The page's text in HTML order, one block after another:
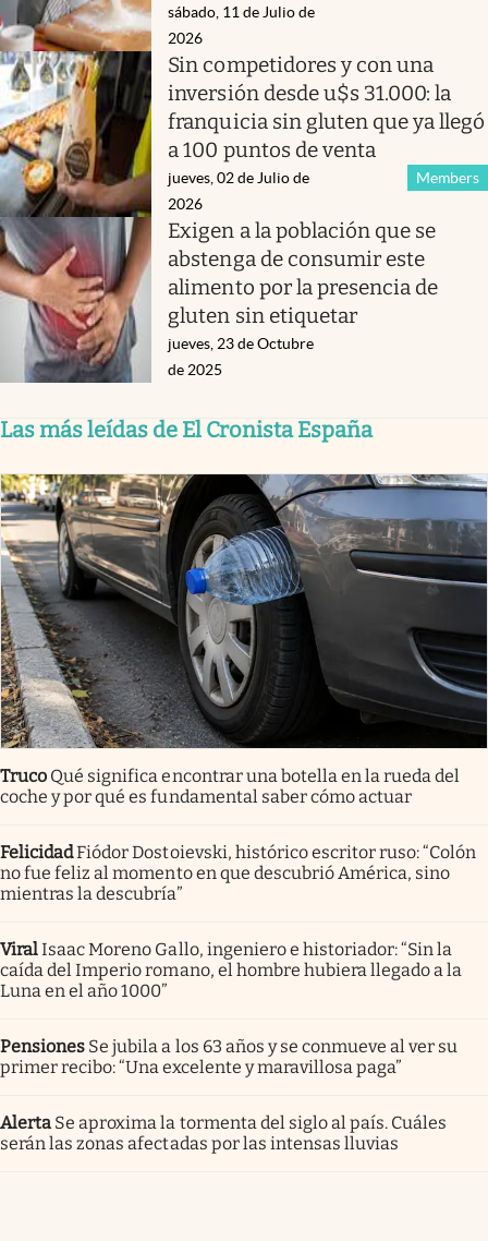
sábado, 11 de Julio de
2026
Sin competidores y con una
inversión desde u$s 31.000: la
franquicia sin gluten que ya llegó
a 100 puntos de venta
Members
jueves, 02 de Julio de
2026
Exigen a la población que se
abstenga de consumir este
alimento por la presencia de
gluten sin etiquetar
jueves, 23 de Octubre
de 2025
Las más leídas de El Cronista España
Truco Qué significa encontrar una botella en la rueda del
coche y por qué es fundamental saber cómo actuar
FelicidadFiódor Dostoievski, histórico escritor ruso: “Colón
no fue feliz al momento en que descubrió América, sino
mientras la descubría”
ViralIsaac Moreno Gallo, ingeniero e historiador: “Sin la
caída del Imperio romano, el hombre hubiera llegado a la
Luna en el año 1000”
Pensiones Se jubila a los 63 años y se conmueve al ver su
primer recibo: “Una excelente y maravillosa paga”
Alerta Se aproxima la tormenta del siglo al país. Cuáles
serán las zonas afectadas por las intensas lluvias